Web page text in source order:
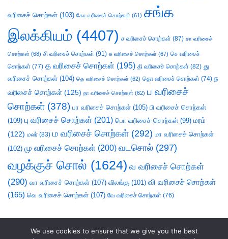
வரிசைச் சொற்கள் (103) கோ வரிசைச் சொற்கள் (61) சங்க
இலக்கியம் (4407) ச வரிசைச் சொற்கள் (87) சா வரிசைச்
சொற்கள் (68) சி வரிசைச் சொற்கள் (91) சு வரிசைச் சொற்கள் (67) செ வரிசைச்
சொற்கள் (77) த வரிசைச் சொற்கள் (195) தி வரிசைச் சொற்கள் (82) து
வரிசைச் சொற்கள் (104) தெ வரிசைச் சொற்கள் (62) தொ வரிசைச் சொற்கள் (74) ந
வரிசைச் சொற்கள் (125) நா வரிசைச் சொற்கள் (62) ப வரிசைச்
சொற்கள் (378) பா வரிசைச் சொற்கள் (105) பி வரிசைச் சொற்கள்
(109) பு வரிசைச் சொற்கள் (201) பொ வரிசைச் சொற்கள் (99) மரம்
(122) மலர் (83) ம வரிசைச் சொற்கள் (292) மா வரிசைச் சொற்கள்
(102) மு வரிசைச் சொற்கள் (200) வடசொல் (297)
வழக்குச் சொல் (1624) வ வரிசைச் சொற்கள்
(290) வா வரிசைச் சொற்கள் (107) விலங்கு (101) வி வரிசைச் சொற்கள்
(165) வெ வரிசைச் சொற்கள் (107) வே வரிசைச் சொற்கள் (76)
We use cookies to ensure that we give you the best